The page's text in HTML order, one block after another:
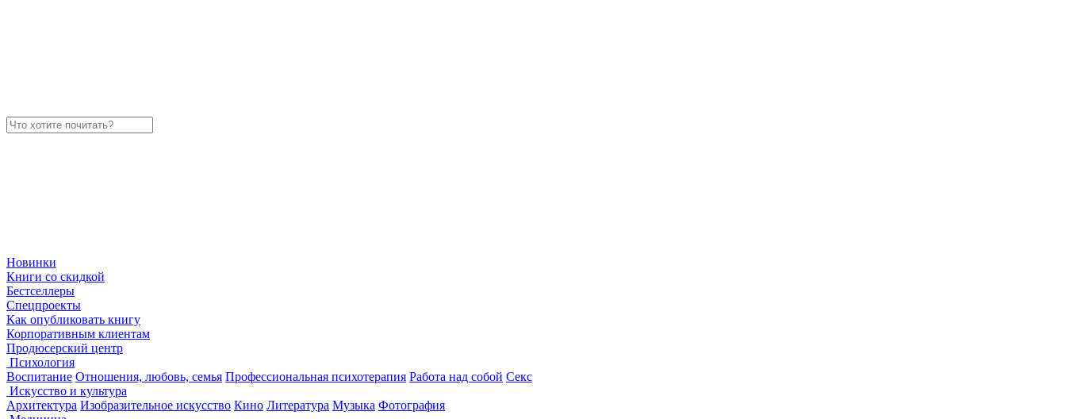
Новинки
Книги со скидкой
Бестселлеры
Спецпроекты
Как опубликовать книгу
Корпоративным клиентам
Продюсерский центр
Психология
Воспитание Отношения, любовь, семья Профессиональная психотерапия Работа над собой Секс
Искусство и культура
Архитектура Изобразительное искусство Кино Литература Музыка Фотография